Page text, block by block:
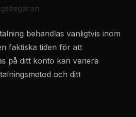
behandlas vanligtvis inom
faktiska tiden för att
på ditt konto kan variera
och ditt